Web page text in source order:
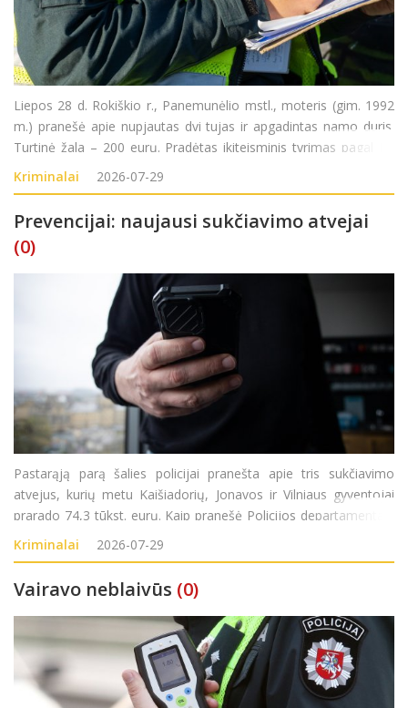
Liepos 28 d. Rokiškio r., Panemunėlio mstl., moteris (gim. 1992
m.) pranešė apie nupjautas dvi tujas ir apgadintas namo duris.
Turtinė žala – 200 eurų. Pradėtas ikiteisminis tyrimas pagal LR
BK 187 str. (Turto sunaikinimas ar sugadinimas).
Kriminalai 2026-07-29
Prevencijai: naujausi sukčiavimo atvejai
(0)
Pastarąją parą šalies policijai pranešta apie tris sukčiavimo
atvejus, kurių metu Kaišiadorių, Jonavos ir Vilniaus gyventojai
prarado 74,3 tūkst. eurų. Kaip pranešė Policijos departamentas,
trečiadienį į Kaišiadorių rajono policijos komisariatą kreipėsi
1946 metai
Kriminalai 2026-07-29
Vairavo neblaivūs (0)